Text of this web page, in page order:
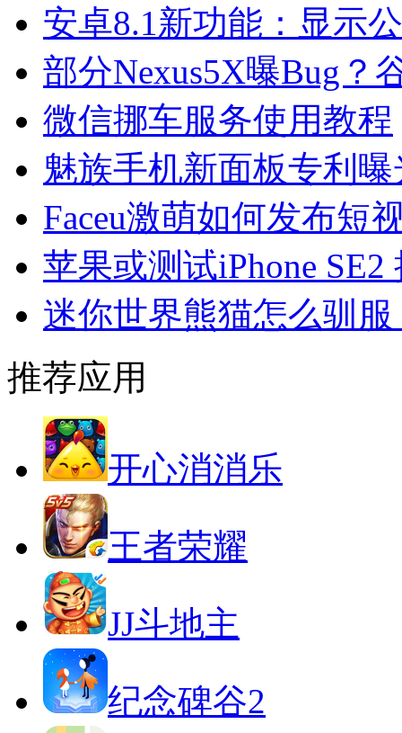
安卓8.1新功能：显示
部分Nexus5X曝Bug？
微信挪车服务使用教程
魅族手机新面板专利
Faceu激萌如何发布短
苹果或测试iPhone
迷你世界熊猫怎么驯
推荐应用
开心消消乐
王者荣耀
JJ斗地主
纪念碑谷2